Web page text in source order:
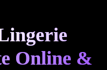
Online &